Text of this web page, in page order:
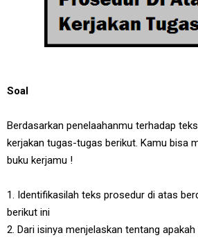
Soal
Berdasarkan penelaahanmu terhadap
kerjakan tugas-tugas berikut. Kamu bisa
buku kerjamu !
1. Identifikasilah teks prosedur di atas
berikut ini
2. Dari isinya menjelaskan tentang